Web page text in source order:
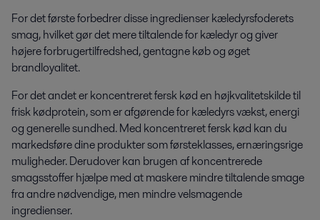
For det første forbedrer disse ingredienser kæledyrsfoderets
smag, hvilket gør det mere tiltalende for kæledyr og giver
højere forbrugertilfredshed, gentagne køb og øget
brandloyalitet.
For det andet er koncentreret fersk kød en højkvalitetskilde til
frisk kødprotein, som er afgørende for kæledyrs vækst, energi
og generelle sundhed. Med koncentreret fersk kød kan du
markedsføre dine produkter som førsteklasses, ernæringsrige
muligheder. Derudover kan brugen af koncentrerede
smagsstoffer hjælpe med at maskere mindre tiltalende smage
fra andre nødvendige, men mindre velsmagende
ingredienser.